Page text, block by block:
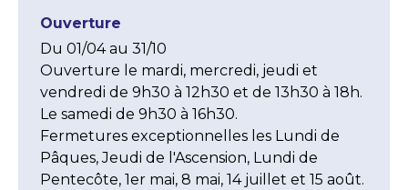
Ouverture
Du 01/04 au 31/10
Ouverture le mardi, mercredi, jeudi et
vendredi de 9h30 à 12h30 et de 13h30 à 18h.
Le samedi de 9h30 à 16h30.
Fermetures exceptionnelles les Lundi de
Pâques, Jeudi de l'Ascension, Lundi de
Pentecôte, 1er mai, 8 mai, 14 juillet et 15 août.